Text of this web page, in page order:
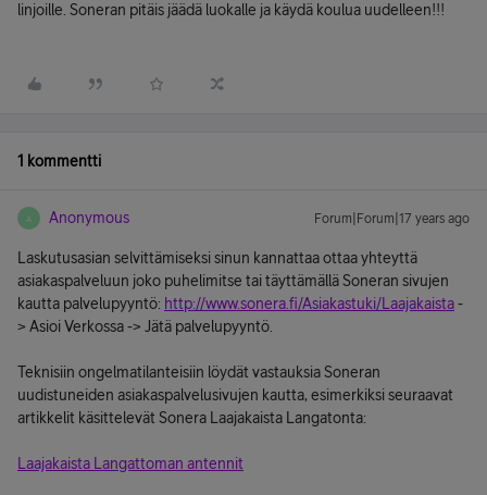
linjoille. Soneran pitäis jäädä luokalle ja käydä koulua uudelleen!!!
1 kommentti
A Anonymous Forum|Forum|17 years ago
Laskutusasian selvittämiseksi sinun kannattaa ottaa yhteyttä
asiakaspalveluun joko puhelimitse tai täyttämällä Soneran sivujen
kautta palvelupyyntö: http://www.sonera.fi/Asiakastuki/Laajakaista-
> Asioi Verkossa -> Jätä palvelupyyntö.
Teknisiin ongelmatilanteisiin löydät vastauksia Soneran
uudistuneiden asiakaspalvelusivujen kautta, esimerkiksi seuraavat
artikkelit käsittelevät Sonera Laajakaista Langatonta:
Laajakaista Langattoman antennit